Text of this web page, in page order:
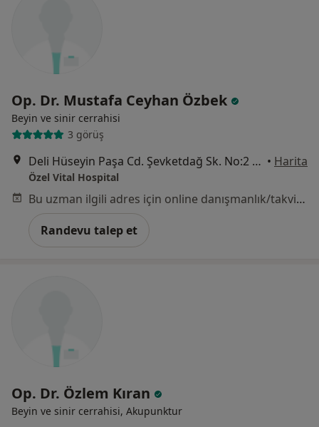
Op. Dr. Mustafa Ceyhan Özbek
Beyin ve sinir cerrahisi
3 görüş
Deli Hüseyin Paşa Cd. Şevketdağ Sk. No:2 Bahçelievler, İstanbul • Harita
Özel Vital Hospital
Bu uzman ilgili adres için online danışmanlık/takvim sunmuyor.
Randevu talep et
Op. Dr. Özlem Kıran
Beyin ve sinir cerrahisi, Akupunktur